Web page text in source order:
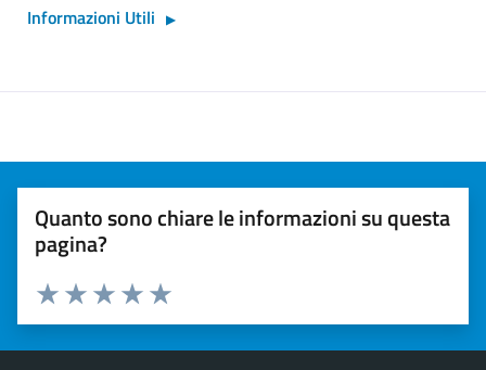
Informazioni Utili
Quanto sono chiare le informazioni su questa
pagina?
Valuta 5 stelle su 5
Valuta 4 stelle su 5
Valuta 3 stelle su 5
Valuta 2 stelle su 5
Valuta 1 stelle su 5